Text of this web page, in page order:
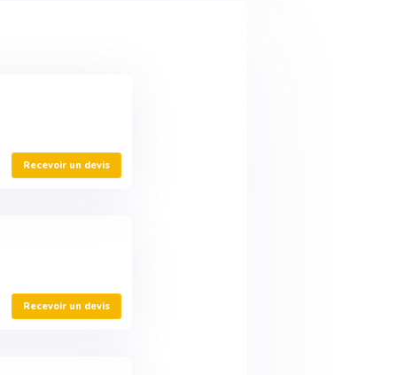
Recevoir un devis
Recevoir un devis